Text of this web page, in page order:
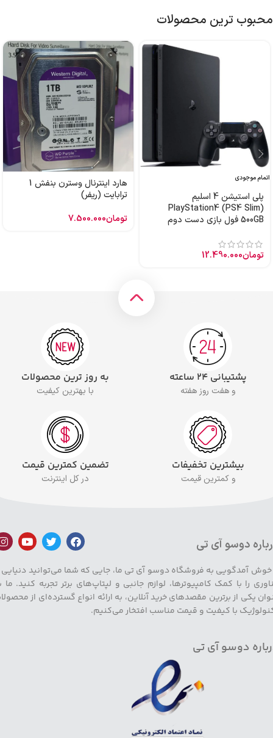
محبوب ترین محصولات
اتمام موجودی
پلی استیشن 4 اسلیم
PlayStation4 (PS4 Slim)
500GB فول بازی دست دوم
تومان12.490.000
هارد اینترنال وسترن بنفش 1
ترابایت (ریفر)
تومان7.500.000
پشتیبانی ۲۴ ساعته
و هفت روز هفته
به روز ترین محصولات
با بهترین کیفیت
بیشترین تخفیفات
و کمترین قیمت
تضمین کمترین قیمت
در کل اینترنت
دوسو آی تی
خوش آمدگویی به فروشگاه دوسو آی تی ما، جایی که شما می‌توانید دنیایی
را با کمک کامپیوترها، لوازم جانبی و لپتاپ‌های برتر تجربه کنید. ما
یکی از برترین مقصدهای خرید آنلاین، به ارائه انواع گسترده‌ای از
با کیفیت و قیمت مناسب افتخار می‌کنیم.
دوسو آی تی